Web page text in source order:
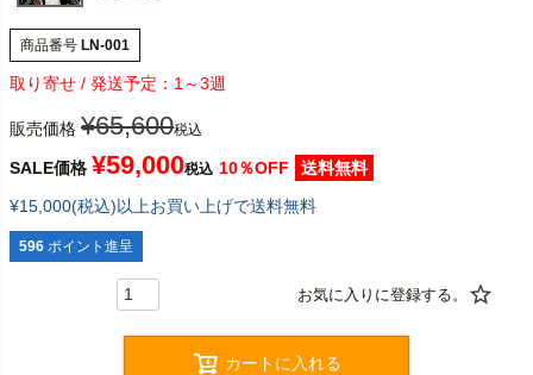
商品番号 LN-001
1～3週
販売価格 ¥65,600税込
SALE価格 ¥59,000税込 10％OFF
送料無料
¥15,000(税込)以上お買い上げで送料無料
596 ポイント進呈
カートに入れる